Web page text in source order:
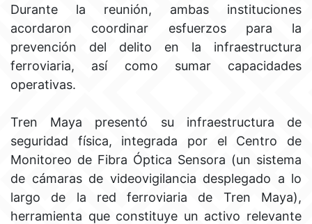
Durante la reunión, ambas instituciones
acordaron coordinar esfuerzos para la
prevención del delito en la infraestructura
ferroviaria, así como sumar capacidades
operativas.
Tren Maya presentó su infraestructura de
seguridad física, integrada por el Centro de
Monitoreo de Fibra Óptica Sensora (un sistema
de cámaras de videovigilancia desplegado a lo
largo de la red ferroviaria de Tren Maya),
herramienta que constituye un activo relevante